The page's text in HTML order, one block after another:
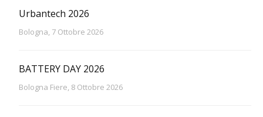
Urbantech 2026
Bologna, 7 Ottobre 2026
BATTERY DAY 2026
Bologna Fiere, 8 Ottobre 2026